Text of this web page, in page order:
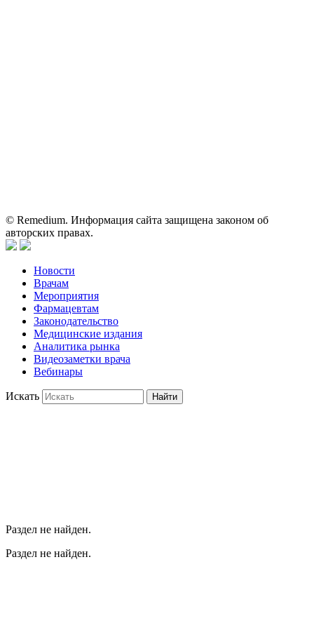
© Remedium. Информация сайта защищена законом об
авторских правах.
Новости
Врачам
Мероприятия
Фармацевтам
Законодательство
Медицинские издания
Аналитика рынка
Видеозаметки врача
Вебинары
Искать Найти
Раздел не найден.
Раздел не найден.